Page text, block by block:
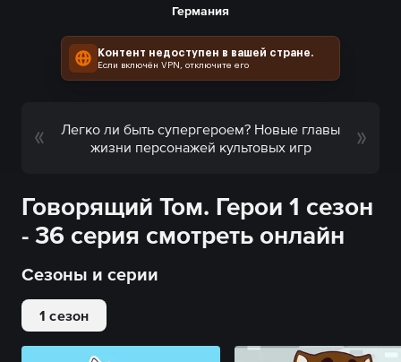
Германия
Контент недоступен в вашей стране.
Если включён VPN, отключите его
Легко ли быть супергероем? Новые главы
жизни персонажей культовых игр
Говорящий Том. Герои 1 сезон
- 36 серия смотреть онлайн
Сезоны и серии
1 сезон